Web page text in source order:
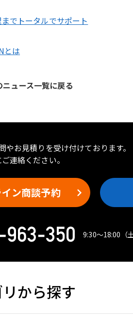
でトータルでサポート
とは
ュース一覧に戻る
お見積りを受け付けております。
連絡ください。
ン商談予約
9:30〜18:00
から探す